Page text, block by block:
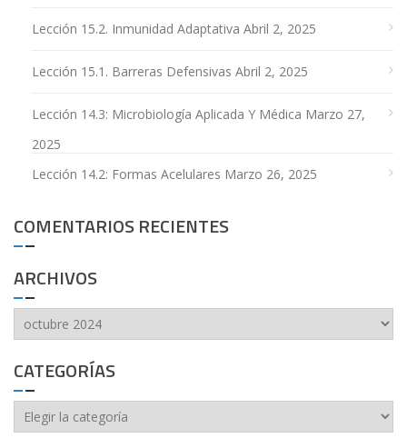
Lección 15.2. Inmunidad Adaptativa Abril 2, 2025
Lección 15.1. Barreras Defensivas Abril 2, 2025
Lección 14.3: Microbiología Aplicada Y Médica Marzo 27,
2025
Lección 14.2: Formas Acelulares Marzo 26, 2025
COMENTARIOS RECIENTES
ARCHIVOS
Archivos
CATEGORÍAS
Categorías